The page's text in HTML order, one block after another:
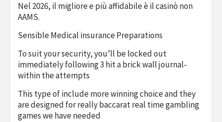
Nel 2026, il migliore e più affidabile è il casinò non
AAMS.
Sensible Medical insurance Preparations
To suit your security, you’ll be locked out
immediately following 3 hit a brick wall journal-
within the attempts
This type of include more winning choice and they
are designed for really baccarat real time gambling
games we have needed